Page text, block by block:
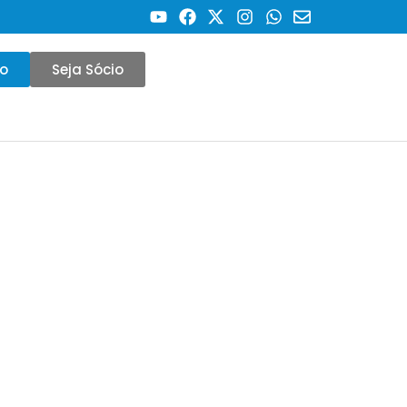
Seja Sócio